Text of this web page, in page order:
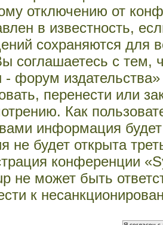
отключению от
в известность,
сохраняются для
соглашаетесь с
- форум
перенести или
Как
информация
не будет открыта
конференции
не может быть
к